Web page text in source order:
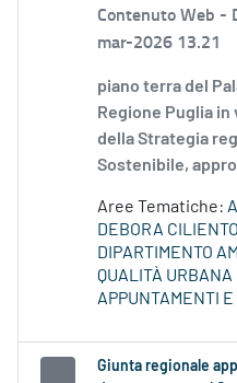
Contenuto Web -
mar-2026 13.21
piano terra del
Regione Puglia in
della Strategia
Sostenibile,
Aree Tematiche:
DEBORA CILIENTO
DIPARTIMENTO
QUALITÀ URBANA
APPUNTAMENTI
Giunta regionale